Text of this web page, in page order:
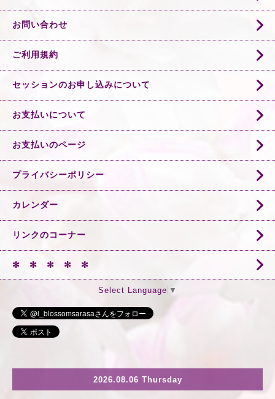
お問い合わせ
ご利用規約
セッションのお申し込みについて
お支払いについて
お支払いのページ
プライバシーポリシー
カレンダー
リンクのコーナー
✻ ✻ ✻ ✻ ✻
Select Language ▼
2026.08.06 Thursday